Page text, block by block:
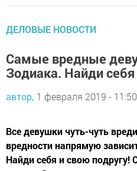
ДЕЛОВЫЕ НОВОСТИ
Самые вредные
Зодиака. Найди
автор, 1 февраля 2019 - 11:50
Все девушки чуть-чуть
вредности напрямую
Найди себя и свою